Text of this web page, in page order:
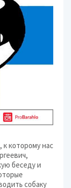
которому нас
беседу и
собаку